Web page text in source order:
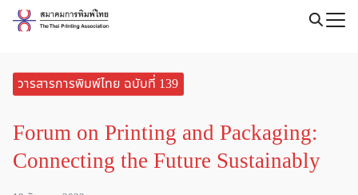
Skip
วารสารการพิมพ์ไทย ฉบับที่ 139
Forum on Printing and Packaging:
Connecting the Future Sustainably